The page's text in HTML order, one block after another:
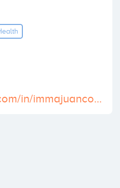
https://es.linkedin.com/in/immajuancomunicamindfulness